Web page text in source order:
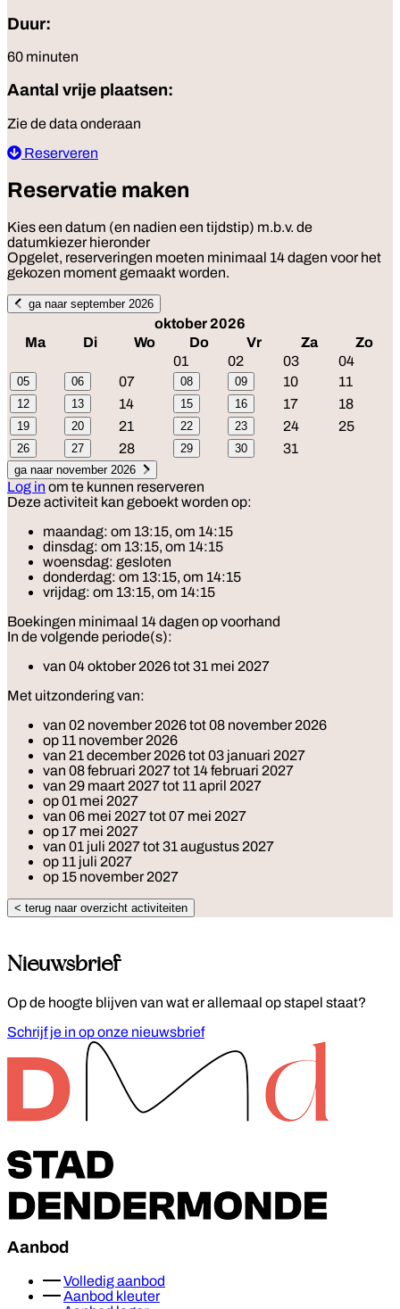
Duur:
60 minuten
Aantal vrije plaatsen:
Zie de data onderaan
Reserveren
Reservatie maken
Kies een datum (en nadien een tijdstip) m.b.v. de
datumkiezer hieronder
Opgelet, reserveringen moeten minimaal 14 dagen voor het
gekozen moment gemaakt worden.
ga naar september 2026
oktober 2026
Ma
Di Wo Do Vr Za
Zo
01
02 03 04
05 06 07 08 09 10 11
12 13 14 15 16 17 18
19 20 21 22 23 24 25
26 27 28 29 30 31
ga naar november 2026
Log in om te kunnen reserveren
Deze activiteit kan geboekt worden op:
maandag: om 13:15, om 14:15
dinsdag: om 13:15, om 14:15
woensdag: gesloten
donderdag: om 13:15, om 14:15
vrijdag: om 13:15, om 14:15
Boekingen minimaal 14 dagen op voorhand
In de volgende periode(s):
van 04 oktober 2026 tot 31 mei 2027
Met uitzondering van:
van 02 november 2026 tot 08 november 2026
op 11 november 2026
van 21 december 2026 tot 03 januari 2027
van 08 februari 2027 tot 14 februari 2027
van 29 maart 2027 tot 11 april 2027
op 01 mei 2027
van 06 mei 2027 tot 07 mei 2027
op 17 mei 2027
van 01 juli 2027 tot 31 augustus 2027
op 11 juli 2027
op 15 november 2027
< terug naar overzicht activiteiten
Nieuwsbrief
Op de hoogte blijven van wat er allemaal op stapel staat?
Schrijf je in op onze nieuwsbrief
Aanbod
Volledig aanbod
Aanbod kleuter